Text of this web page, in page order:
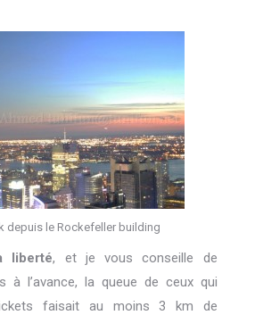
depuis le Rockefeller building
liberté, et je vous conseille de
à l’avance, la queue de ceux qui
faisait au moins 3 km de